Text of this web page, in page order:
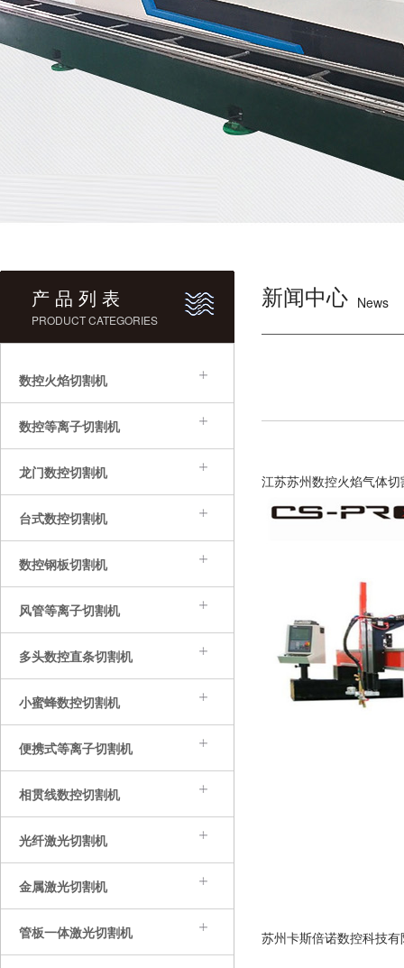
产 品 列 表
PRODUCT CATEGORIES
数控火焰切割机
数控等离子切割机
龙门数控切割机
台式数控切割机
数控钢板切割机
风管等离子切割机
多头数控直条切割机
小蜜蜂数控切割机
便携式等离子切割机
相贯线数控切割机
光纤激光切割机
金属激光切割机
管板一体激光切割机
新闻中心 News
江苏苏州数控火焰气体
苏州卡斯倍诺数控科技